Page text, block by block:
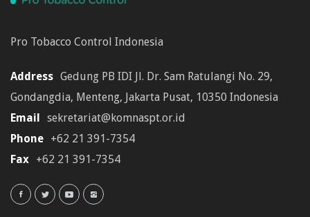
Pro Tobacco Control Indonesia
Address Gedung PB IDI Jl. Dr. Sam Ratulangi No. 29,
Gondangdia, Menteng, Jakarta Pusat, 10350 Indonesia
Email
sekretariat@komnaspt.or.id
Phone +62 21 391-7354
Fax +62 21 391-7354